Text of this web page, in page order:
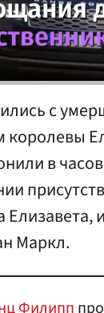
с
в
Маркл.
Филипп